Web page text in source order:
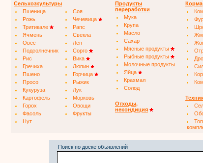
Сельхозкультуры
Пшеница
Соя
Рожь
Чечевица
Тритикале
Рапс
Ячмень
Свекла
Овес
Лен
Подсолнечник
Сорго
Рис
Вика
Гречиха
Люпин
Пшено
Горчица
Просо
Рыжик
Кукуруза
Лук
Картофель
Морковь
Горох
Овощи
Фасоль
Фрукты
Нут
Продукты
переработки
Мука
Крупа
Масло
Сахар
Мясные продукты
Рыбные продукты
Молочные продукты
Яйца
Крахмал
Солод
Отходы,
некондиция
Корма
Поиск по доске объявлений